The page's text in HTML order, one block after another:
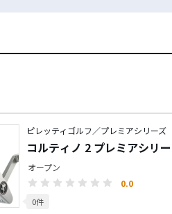
ピレッティゴルフ／プレミアシリーズ
コルティノ 2 プレミアシリ
オープン
0.0
0件